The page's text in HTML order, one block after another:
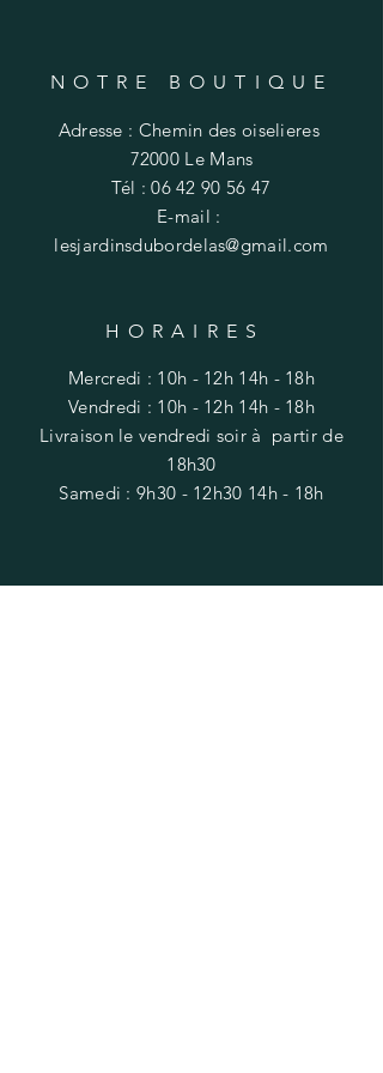
NOTRE BOUTIQUE
Adresse : Chemin des oiselieres
72000 Le Mans
Tél :06 42 90 56 47
E-mail :
lesjardinsdubordelas@gmail.com
HORAIRES
Mercredi : 10h - 12h 14h - 18h
​​Vendredi : 10h - 12h 14h - 18h
Livraison le vendredi soir à partir de
18h30
​Samedi : 9h30 - 12h30 14h - 18h